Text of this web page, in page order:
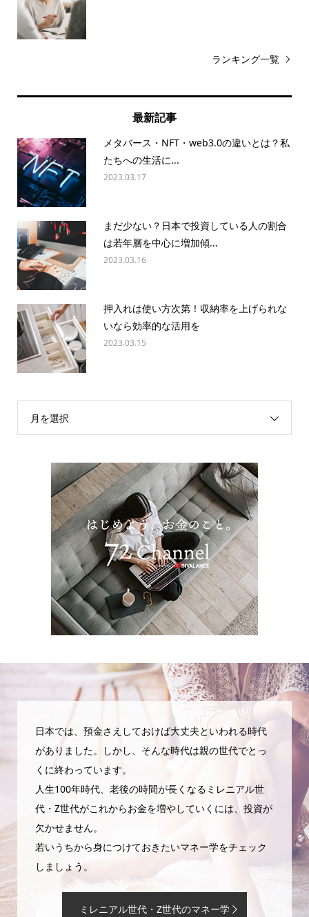
ランキング一覧
最新記事
メタバース・NFT・web3.0の違いとは？私
たちへの生活に...
2023.03.17
まだ少ない？日本で投資している人の割合
は若年層を中心に増加傾...
2023.03.16
押入れは使い方次第！収納率を上げられな
いなら効率的な活用を
2023.03.15
月を選択
日本では、預金さえしておけば大丈夫といわれる時代
がありました。しかし、そんな時代は親の世代でとっ
くに終わっています。
人生100年時代、老後の時間が長くなるミレニアル世
代・Z世代がこれからお金を増やしていくには、投資が
欠かせません。
若いうちから身につけておきたいマネー学をチェック
しましょう。
ミレニアル世代・Z世代のマネー学